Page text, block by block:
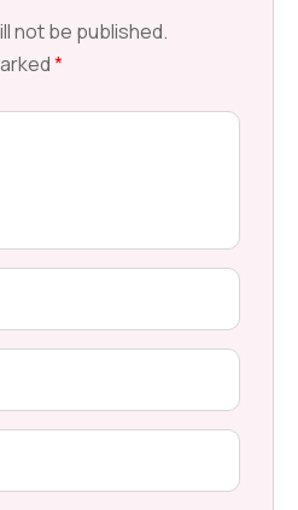
not be published.
*